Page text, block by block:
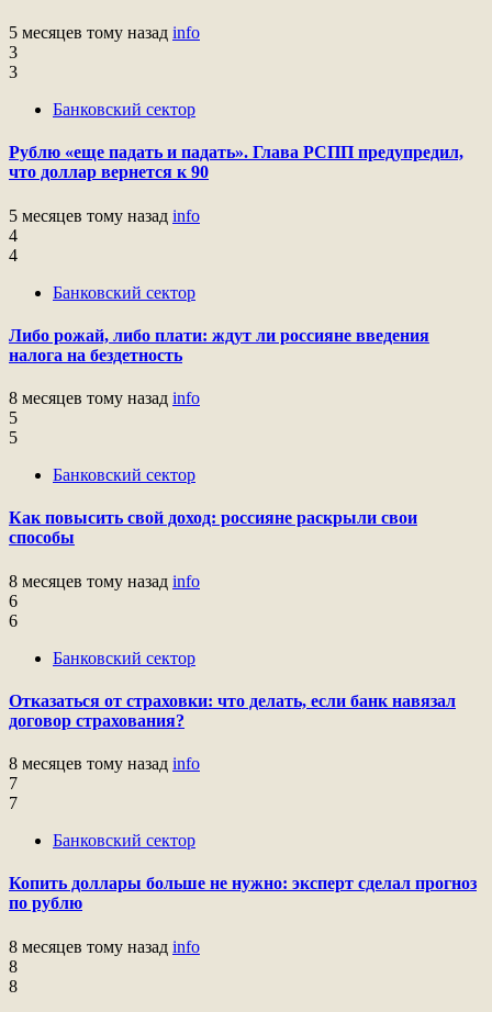
5 месяцев тому назад info
3
3
Банковский сектор
Рублю «еще падать и падать». Глава РСПП предупредил,
что доллар вернется к 90
5 месяцев тому назад info
4
4
Банковский сектор
Либо рожай, либо плати: ждут ли россияне введения
налога на бездетность
8 месяцев тому назад info
5
5
Банковский сектор
Как повысить свой доход: россияне раскрыли свои
способы
8 месяцев тому назад info
6
6
Банковский сектор
Отказаться от страховки: что делать, если банк навязал
договор страхования?
8 месяцев тому назад info
7
7
Банковский сектор
Копить доллары больше не нужно: эксперт сделал прогноз
по рублю
8 месяцев тому назад info
8
8